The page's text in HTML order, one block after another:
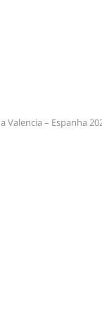
Valencia – Espanha